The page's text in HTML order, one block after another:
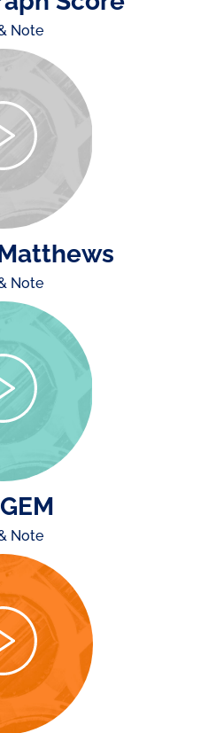
Note
Note
Note